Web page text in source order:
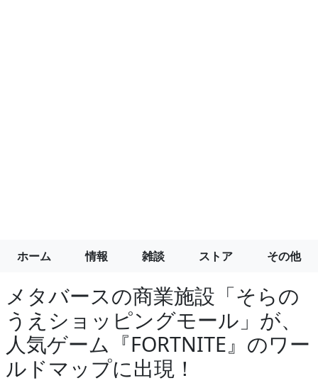
ホーム 情報 雑談 ストア その他
メタバースの商業施設「そらの
うえショッピングモール」が、
人気ゲーム『FORTNITE』のワー
ルドマップに出現！